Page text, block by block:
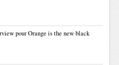
pour Orange is the new black